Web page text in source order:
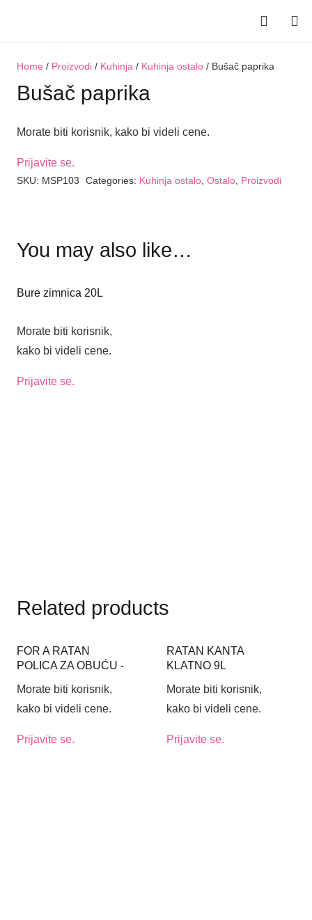
Home / Proizvodi / Kuhinja / Kuhinja ostalo / Bušač paprika
Bušač paprika
Morate biti korisnik, kako bi videli cene.
Prijavite se.
SKU: MSP103 Categories: Kuhinja ostalo, Ostalo, Proizvodi
You may also like…
Bure zimnica 20L
Morate biti korisnik,
kako bi videli cene.
Prijavite se.
Related products
FOR A RATAN
POLICA ZA OBUĆU -
Morate biti korisnik,
kako bi videli cene.
Prijavite se.
RATAN KANTA
KLATNO 9L
Morate biti korisnik,
kako bi videli cene.
Prijavite se.